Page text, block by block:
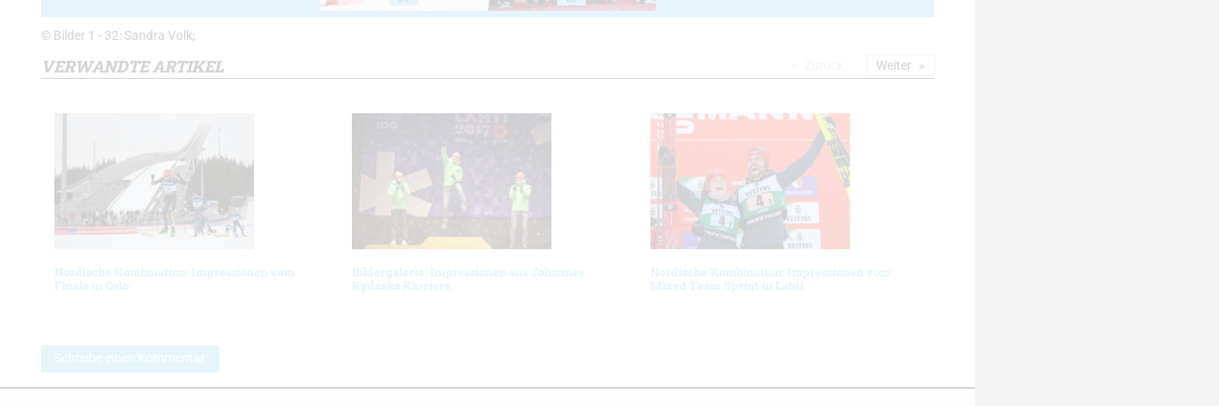
© Bilder 1 - 32: Sandra Volk;
VERWANDTE ARTIKEL
Nordische Kombination: Impressionen vom
Finale in Oslo
Bildergalerie: Impressionen aus Johannes
Rydzeks Karriere
Nordische Kombination: Impressionen vom
Mixed Team Sprint in Lahti
Weiter
Schreibe einen Kommentar